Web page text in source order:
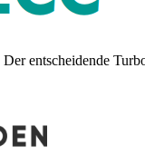
Der entscheidende